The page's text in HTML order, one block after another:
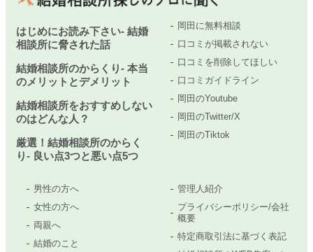
はじめにお読み下さい- 結婚
相談所に脅された話
結婚相談所のからくり- 本当
のメリットとデメリット
結婚相談所をおすすめしない
のはどんな人？
厳選！結婚相談所のからく
り- 良い点3つと悪い点5つ
岡田に無料相談
口コミが掲載されない
口コミを削除してほしい
口コミガイドライン
岡田のYoutube
岡田のTwitter/X
岡田のTiktok
男性の方へ
女性の方へ
両親へ
結婚のこと
管理人紹介
プライバシーポリシー/会社
概要
特定商取引法に基づく表記